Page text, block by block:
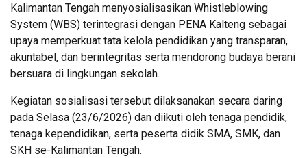
Kalimantan Tengah menyosialisasikan Whistleblowing
System (WBS) terintegrasi dengan PENA Kalteng sebagai
upaya memperkuat tata kelola pendidikan yang transparan,
akuntabel, dan berintegritas serta mendorong budaya berani
bersuara di lingkungan sekolah.
Kegiatan sosialisasi tersebut dilaksanakan secara daring
pada Selasa (23/6/2026) dan diikuti oleh tenaga pendidik,
tenaga kependidikan, serta peserta didik SMA, SMK, dan
SKH se-Kalimantan Tengah.